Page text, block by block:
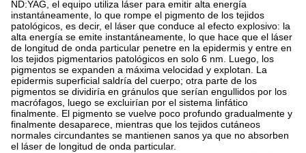
ND:YAG, el equipo utiliza láser para emitir alta energía
instantáneamente, lo que rompe el pigmento de los tejidos
patológicos, es decir, el láser que conduce al efecto explosivo: la
alta energía se emite instantáneamente, lo que hace que el láser
de longitud de onda particular penetre en la epidermis y entre en
los tejidos pigmentarios patológicos en solo 6 nm. Luego, los
pigmentos se expanden a máxima velocidad y explotan. La
epidermis superficial saldría del cuerpo; otra parte de los
pigmentos se dividiría en gránulos que serían engullidos por los
macrófagos, luego se excluirían por el sistema linfático
finalmente. El pigmento se vuelve poco profundo gradualmente y
finalmente desaparece, mientras que los tejidos cutáneos
normales circundantes se mantienen sanos ya que no absorben
el láser de longitud de onda particular.